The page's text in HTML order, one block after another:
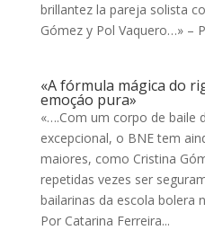
brillantez la pareja solista
Gómez y Pol Vaquero…» –
«A fórmula mágica do
emoçáo pura»
«….Com um corpo de baile
excepcional, o BNE tem
maiores, como Cristina
repetidas vezes ser
bailarinas da escola bolera
Por Catarina Ferreira...